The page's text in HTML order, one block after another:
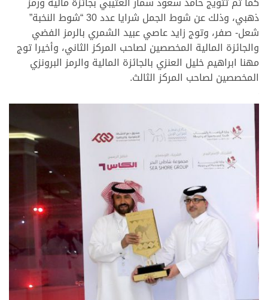
ذهبي، وذلك عن شوط الجمل شرايا عدد 30 “شوط النخبة”
شعل- صفر، وتوج زايد عاصي عبيد الشمري بالرمز الفضي
والجائزة المالية المخصصين لصاحب المركز الثاني، وأخيرا توج
مهنا ابراهيم خليل العنزي بالجائزة المالية والرمز البرونزي
المخصصين لصاحب المركز الثالث.